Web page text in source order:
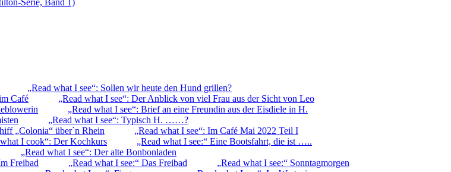
Serie, Band 1)
„Read what I see“: Sollen wir heute den Hund grillen?
Café
„Read what I see“: Der Anblick von viel Frau aus der Sicht von Leo
„Read what I see“: Brief an eine Freundin aus der Eisdiele in H.
„Read what I see“: Typisch H. ……?
„Colonia“ über`n Rhein
„Read what I see“: Im Café Mai 2022 Teil I
what I cook“: Der Kochkurs
„Read what I see:“ Eine Bootsfahrt, die ist …..
„Read what I see“: Der alte Bonbonladen
Freibad
„Read what I see:“ Das Freibad
„Read what I see:“ Sonntagmorgen